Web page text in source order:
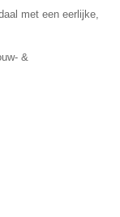
met een eerlijke,
&